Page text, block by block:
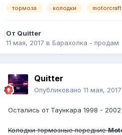
тормоза колодки motorcraft
От Quitter
11 мая, 2017 в Барахолка - продам
Quitter
Опубликовано 11 мая, 2017
Остались от Таункара 1998 -
Колодки тормозные передние